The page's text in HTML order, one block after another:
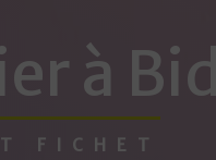
à
FICHET